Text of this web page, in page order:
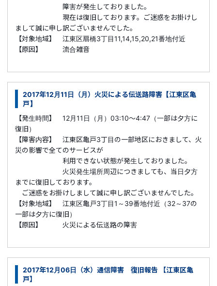
障害が発生しておりました。
現在は復旧しております。ご迷惑をお掛けし
まして誠に申し訳ございませんでした。
【対象地域】 江東区扇橋3丁目11,14,15,20,21番地付近
【原因】 流合雑音
2017年12月11日（月）火災による伝送路障害【江東区亀
戸】
【発生時間】 12月11日（月）03:10～4:47（一部は夕方に
復旧）
【障害内容】 江東区亀戸3丁目の一部地区におきまして、火
災の影響で全てのサービスが
利用できない状態が発生しておりました。
火災発生場所周辺につきましても、当日夕方
までに復旧しております。
ご迷惑をお掛けしまして誠に申し訳ございませんでした。
【対象地域】 江東区亀戸3丁目1～39番地付近（32～37の
一部は夕方に復旧）
【原因】 火災による伝送路の障害
2017年12月06日（水）通信障害 復旧報告 【江東区亀
戸】